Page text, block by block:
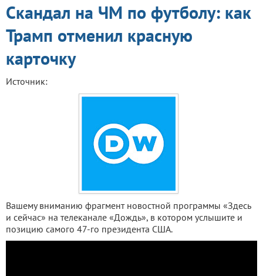
Скандал на ЧМ по футболу: как
Трамп отменил красную
карточку
Источник:
Вашему вниманию фрагмент новостной программы «Здесь
и сейчас» на телеканале «Дождь», в котором услышите и
позицию самого 47-го президента США.